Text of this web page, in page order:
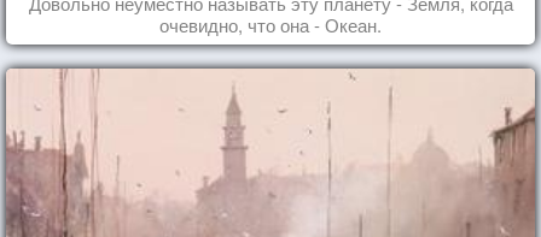
очевидно, что она - Океан.